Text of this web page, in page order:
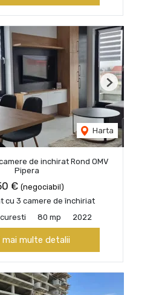
Harta
Next
de inchirat Rond OMV
Pipera
€ (negociabil)
cu 3 camere de închiriat
80 mp 2022
mai multe detalii